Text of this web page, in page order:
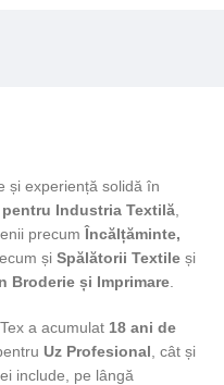
și experiență solidă în
Industria Textilă
precum Încălțăminte,
și Spălătorii Textile și
Broderie și Imprimare
Tex a acumulat 18 ani de
Uz Profesional , cât și
include, pe lângă